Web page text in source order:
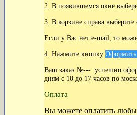
2. В появившемся окне
3. В корзине справа
Если у Вас нет e-mail, то
4. Нажмите кнопку Оформить
Ваш заказ №--- успешно
дням с 10 до 17 часов по
Оплата
Вы можете оплатить